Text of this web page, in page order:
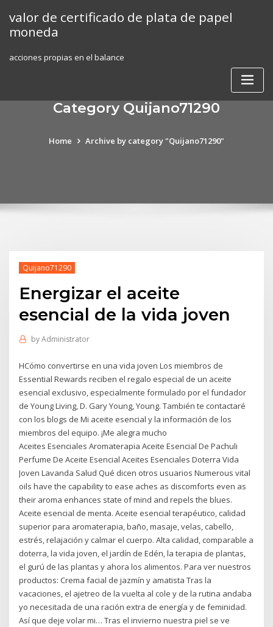
content
valor de certificado de plata de papel
moneda
acciones propias en el balance
Category Quijano71290
Home Archive by category "Quijano71290"
Quijano71290
Energizar el aceite
esencial de la vida joven
byAdministrator
HCómo convertirse en una vida joven Los miembros de
Essential Rewards reciben el regalo especial de un aceite
esencial exclusivo, especialmente formulado por el fundador
de Young Living, D. Gary Young, Young. También te contactaré
con los blogs de Mi aceite esencial y la información de los
miembros del equipo. ¡Me alegra mucho
Aceites Esenciales Aromaterapia Aceite Esencial De Pachuli
Perfume De Aceite Esencial Aceites Esenciales Doterra Vida
Joven Lavanda Salud Qué dicen otros usuarios Numerous vital
oils have the capability to ease aches as discomforts even as
their aroma enhances state of mind and repels the blues.
Aceite esencial de menta. Aceite esencial terapéutico, calidad
superior para aromaterapia, baño, masaje, velas, cabello,
estrés, relajación y calmar el cuerpo. Alta calidad, comparable a
doterra, la vida joven, el jardín de Edén, la terapia de plantas,
el gurú de las plantas y ahora los alimentos. Para ver nuestros
productos: Crema facial de jazmín y amatista Tras la
vacaciones, el ajetreo de la vuelta al cole y de la rutina andaba
yo necesitada de una ración extra de energía y de feminidad.
Así que deje volar mi… Tras el invierno nuestra piel se ve